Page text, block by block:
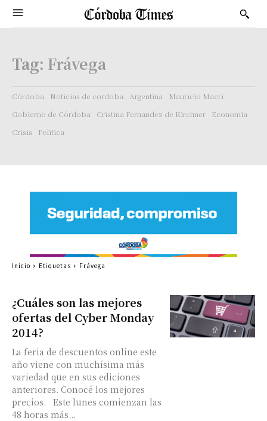
Tag: Frávega
Córdoba Noticias de cordoba Argentina
Mauricio Macri
Gobierno de Córdoba
Cristina Fernandez de Kirchner
Economía
Crisis
Politica
¿Cuáles son las mejores
ofertas del Cyber Monday
2014?
La feria de descuentos online este
año viene con muchísima más
variedad que en sus ediciones
anteriores. Conocé los mejores
precios. Este lunes comienzan las
48 horas más...
Inicio Etiquetas Frávega